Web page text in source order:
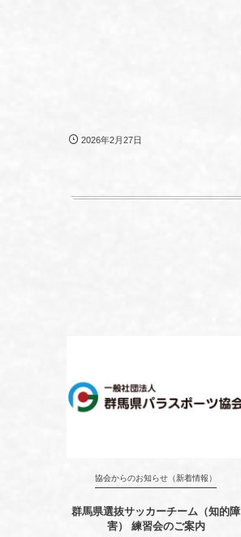
2026年2月27日
協会からのお知らせ（新着情報）
群馬県選抜サッカーチーム（知的障
害） 練習会のご案内